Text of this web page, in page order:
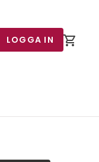
LOGGA IN